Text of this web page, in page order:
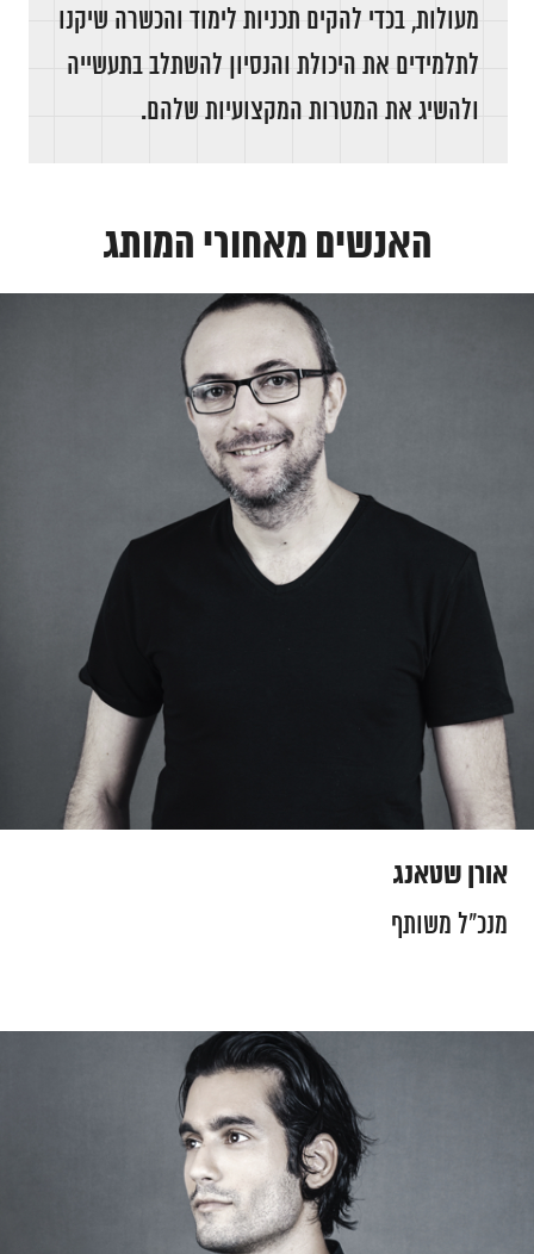
מעולות, בכדי להקים תכניות לימוד והכשרה שיקנו
לתלמידים את היכולת והנסיון להשתלב בתעשייה
ולהשיג את המטרות המקצועיות שלהם.
האנשים מאחורי המותג
אורן שטאנג
מנכ״ל משותף